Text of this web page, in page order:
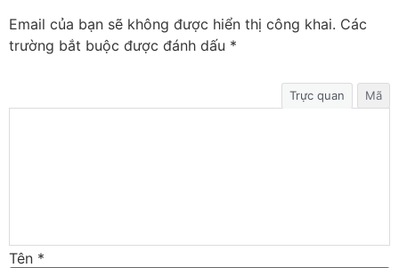
Email của bạn sẽ không được hiển thị công khai. Các
trường bắt buộc được đánh dấu *
Trực quan Mã
Tên *